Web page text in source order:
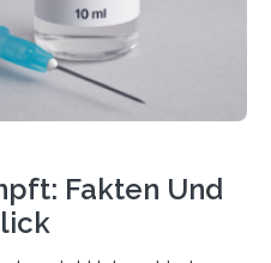
Wilhelm Sander-
Fakten Und